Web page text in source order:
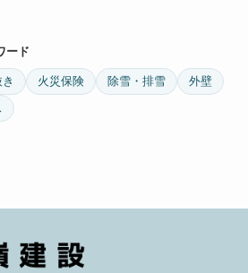
ード
火災保険 除雪・排雪
外壁